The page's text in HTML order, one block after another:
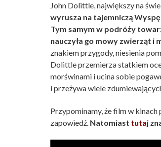
John Dolittle, największy na
wyrusza na tajemniczą
Tym samym w podróży
nauczyła go mowy zwierząt i
znakiem przygody, niesienia
Dolittle przemierza statkiem
morświnami i ucina sobie
i przeżywa wiele
Przypominamy, że film w
zapowiedź. Natomiast tutaj